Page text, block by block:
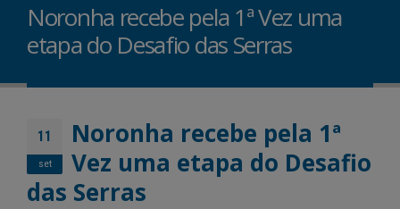
Noronha recebe pela 1ª Vez uma
etapa do Desafio das Serras
11
set
Noronha recebe pela 1ª
Vez uma etapa do Desafio
das Serras